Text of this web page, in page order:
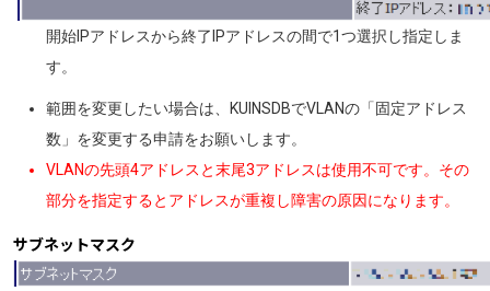
開始IPアドレスから終了IPアドレスの間で1つ選択し指定しま
す。
範囲を変更したい場合は、KUINSDBでVLANの「固定アドレス
数」を変更する申請をお願いします。
VLANの先頭4アドレスと末尾3アドレスは使用不可です。その
部分を指定するとアドレスが重複し障害の原因になります。
サブネットマスク
画像